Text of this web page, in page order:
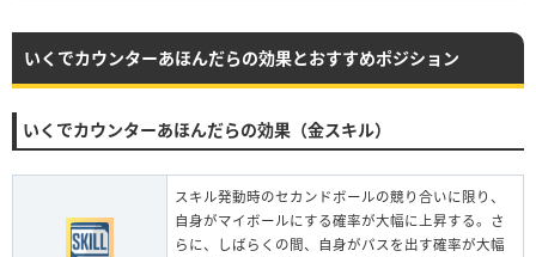
いくでカウンターあほんだらの効果とおすすめポジション
いくでカウンターあほんだらの効果（金スキル）
スキル発動時のセカンドボールの競り合いに限り、
自身がマイボールにする確率が大幅に上昇する。さ
らに、しばらくの間、自身がパスを出す確率が大幅